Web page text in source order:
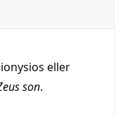
eller
son.